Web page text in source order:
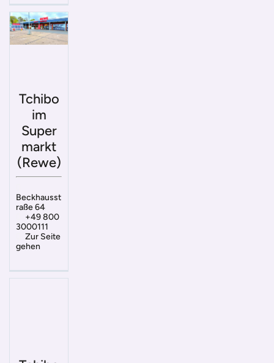
Tchibo
im
Super
markt
(Rewe)
Beckhausst
raße 64
+49 800
3000111
Zur Seite
gehen